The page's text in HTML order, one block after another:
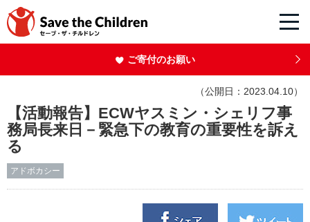
ご寄付のお願い
（公開日：2023.04.10）
【活動報告】ECWヤスミン・シェリフ事
務局長来日－緊急下の教育の重要性を訴え
る
アドボカシー